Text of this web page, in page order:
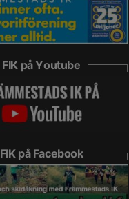
FIK på Youtube
FIK på Facebook